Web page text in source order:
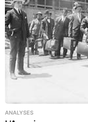
o
ANALYSES